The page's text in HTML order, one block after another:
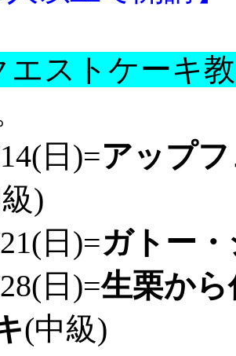
エストケーキ
日)=アップ
)
日)=ガトー
日)=生栗か
(中級)